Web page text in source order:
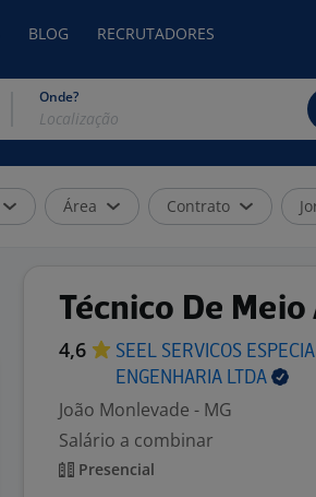
BLOG RECRUTADORES
Onde?
Área Contrato
Técnico De
4,6
SEEL SERVICOS
ENGENHARIA LTDA
João Monlevade - MG
Salário a combinar
Presencial